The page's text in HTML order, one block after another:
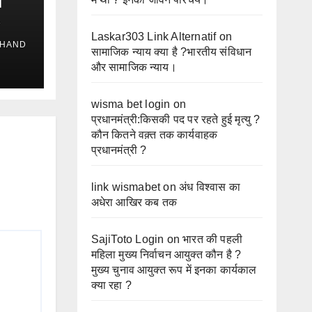
Laskar303 Link Alternatifon
सामाजिक न्याय क्या है ?भारतीय संविधान
और सामाजिक न्याय।
wisma bet login on
प्रधानमंत्री:किसकी पद पर रहते हुई मृत्यु ?
कौन कितने वक़्त तक कार्यवाहक
प्रधानमंत्री ?
link wismabeton अंध विश्वास का
अधेरा आखिर कब तक
SajiToto Login onभारत की पहली
महिला मुख्य निर्वाचन आयुक्त कौन है ?
मुख्य चुनाव आयुक्त रूप में इनका कार्यकाल
क्या रहा ?